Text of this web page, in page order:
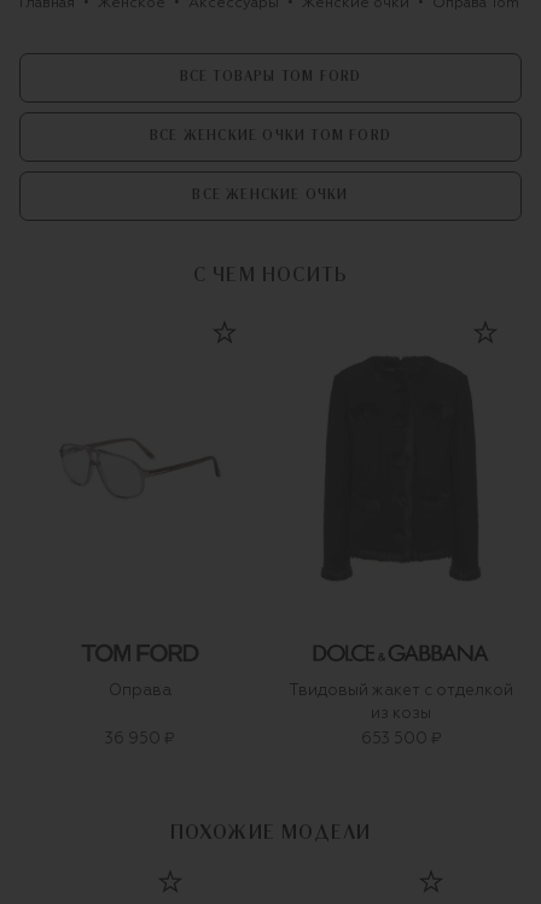
Главная Женское Аксессуары Женские очки Оправа Tom
ВСЕ ТОВАРЫ TOM FORD
ВСЕ ЖЕНСКИЕ ОЧКИ TOM FORD
ВСЕ ЖЕНСКИЕ ОЧКИ
С ЧЕМ НОСИТЬ
Оправа
36 950 ₽
Твидовый жакет с отделкой
из козы
653 500 ₽
ПОХОЖИЕ МОДЕЛИ